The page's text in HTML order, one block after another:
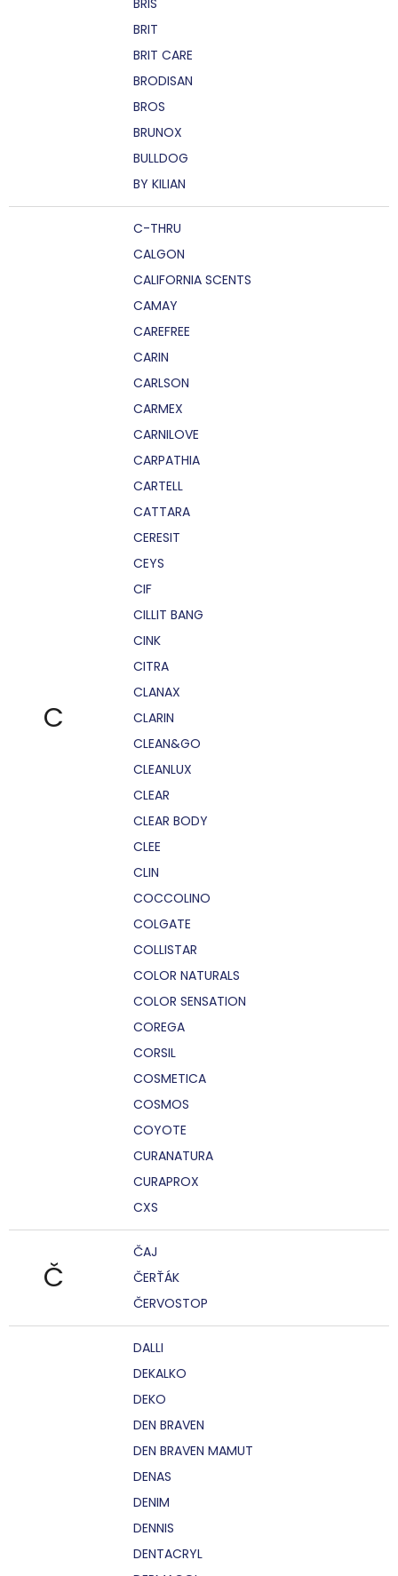
BRIS
BRIT
BRIT CARE
BRODISAN
BROS
BRUNOX
BULLDOG
BY KILIAN
C
C-THRU
CALGON
CALIFORNIA SCENTS
CAMAY
CAREFREE
CARIN
CARLSON
CARMEX
CARNILOVE
CARPATHIA
CARTELL
CATTARA
CERESIT
CEYS
CIF
CILLIT BANG
CINK
CITRA
CLANAX
CLARIN
CLEAN&GO
CLEANLUX
CLEAR
CLEAR BODY
CLEE
CLIN
COCCOLINO
COLGATE
COLLISTAR
COLOR NATURALS
COLOR SENSATION
COREGA
CORSIL
COSMETICA
COSMOS
COYOTE
CURANATURA
CURAPROX
CXS
Č
ČAJ
ČERŤÁK
ČERVOSTOP
DALLI
DEKALKO
DEKO
DEN BRAVEN
DEN BRAVEN MAMUT
DENAS
DENIM
DENNIS
DENTACRYL